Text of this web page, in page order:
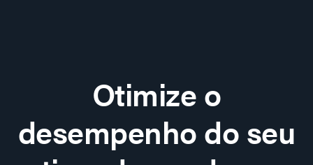
Otimize o
desempenho do seu